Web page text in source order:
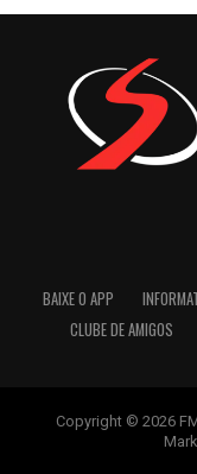
BAIXE O APP
CLUBE DE AMIGOS
Copyright © 2026